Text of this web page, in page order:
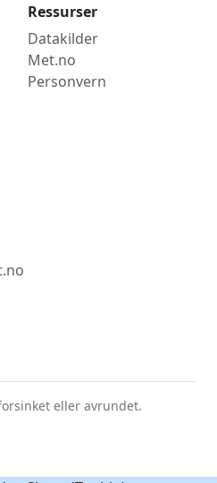
Ressurser
Datakilder
Met.no
Personvern
eller avrundet.